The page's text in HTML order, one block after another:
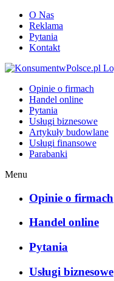
O Nas
Reklama
Pytania
Kontakt
Opinie o firmach
Handel online
Pytania
Usługi biznesowe
Artykuły budowlane
Usługi finansowe
Parabanki
Menu
Opinie o firmach
Handel online
Pytania
Usługi biznesowe